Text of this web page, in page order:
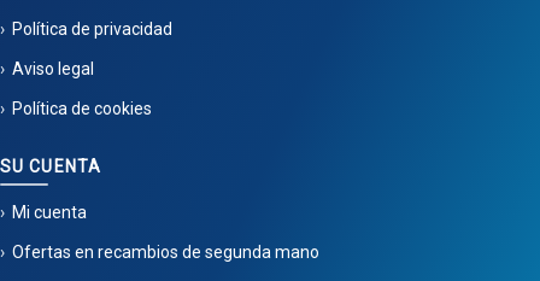
Política de privacidad
Aviso legal
Política de cookies
SU CUENTA
Mi cuenta
Ofertas en recambios de segunda mano